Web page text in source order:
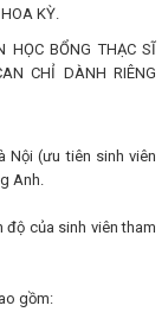
KỲ.
HỌC BỔNG THẠC SĨ
CHỈ DÀNH RIÊNG
Nội (ưu tiên sinh viên
Anh.
của sinh viên tham
gồm: